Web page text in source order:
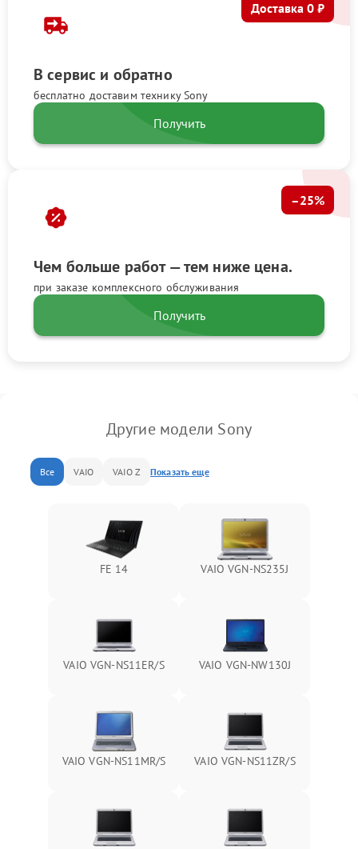
В сервис и обратно
бесплатно доставим технику Sony
Доставка 0 ₽
Получить
Чем больше работ — тем ниже цена.
при заказе комплексного обслуживания
–25%
Получить
Другие модели Sony
Все VAIO VAIO Z Показать еще
FE 14 VAIO VGN-NS235J
VAIO VGN-NS11ER/S VAIO VGN-NW130J
VAIO VGN-NS11MR/S VAIO VGN-NS11ZR/S